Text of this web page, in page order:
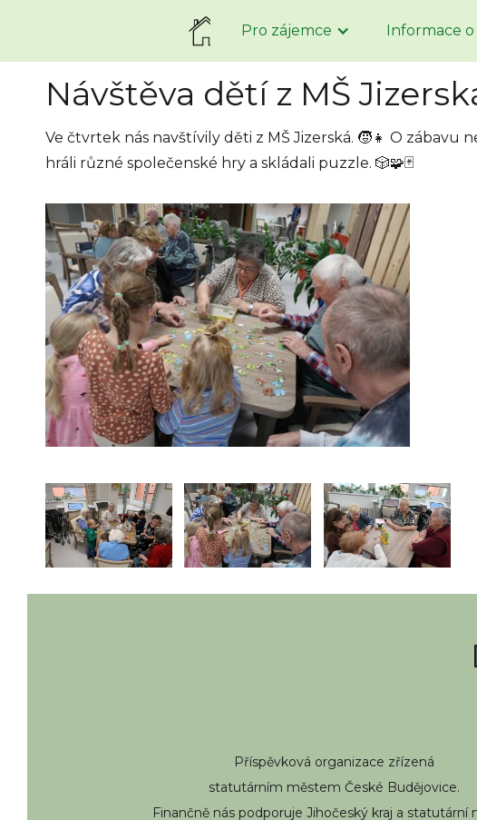
Pro zájemce Informace
Návštěva dětí z MŠ
Ve čtvrtek nás navštívily děti z MŠ Jizerská. 🧒👧 O zábavu
hráli různé společenské hry a skládali puzzle. 🎲🧩🃏
Příspěvková organizace zřízená
statutárním městem České Budějovice.
Finančně nás podporuje Jihočeský kraj a statutární